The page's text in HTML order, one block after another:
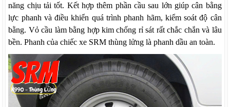
năng chịu tải tốt. Kết hợp thêm phần cầu sau lớn giúp cân bằng
lực phanh và điều khiển quá trình phanh hãm, kiểm soát độ cân
bằng. Vỏ cầu làm bằng hợp kim chống rỉ sát rất chắc chắn và lâu
bền. Phanh của chiếc xe SRM thùng lửng là phanh dầu an toàn.